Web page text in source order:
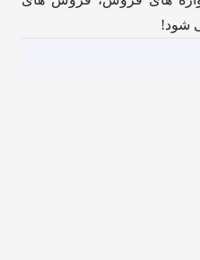
شود!